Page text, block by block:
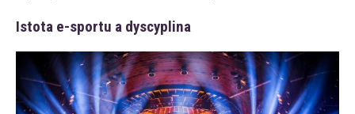
Istota e-sportu a dyscyplina